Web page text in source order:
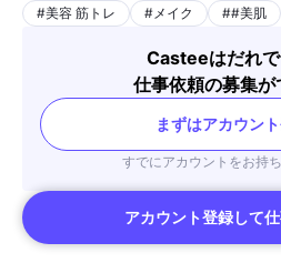
#美容 筋トレ #メイク ##美肌
Casteeはだれ
仕事依頼の募集が
まずはアカウン
すでにアカウントをお持
アカウント登録して